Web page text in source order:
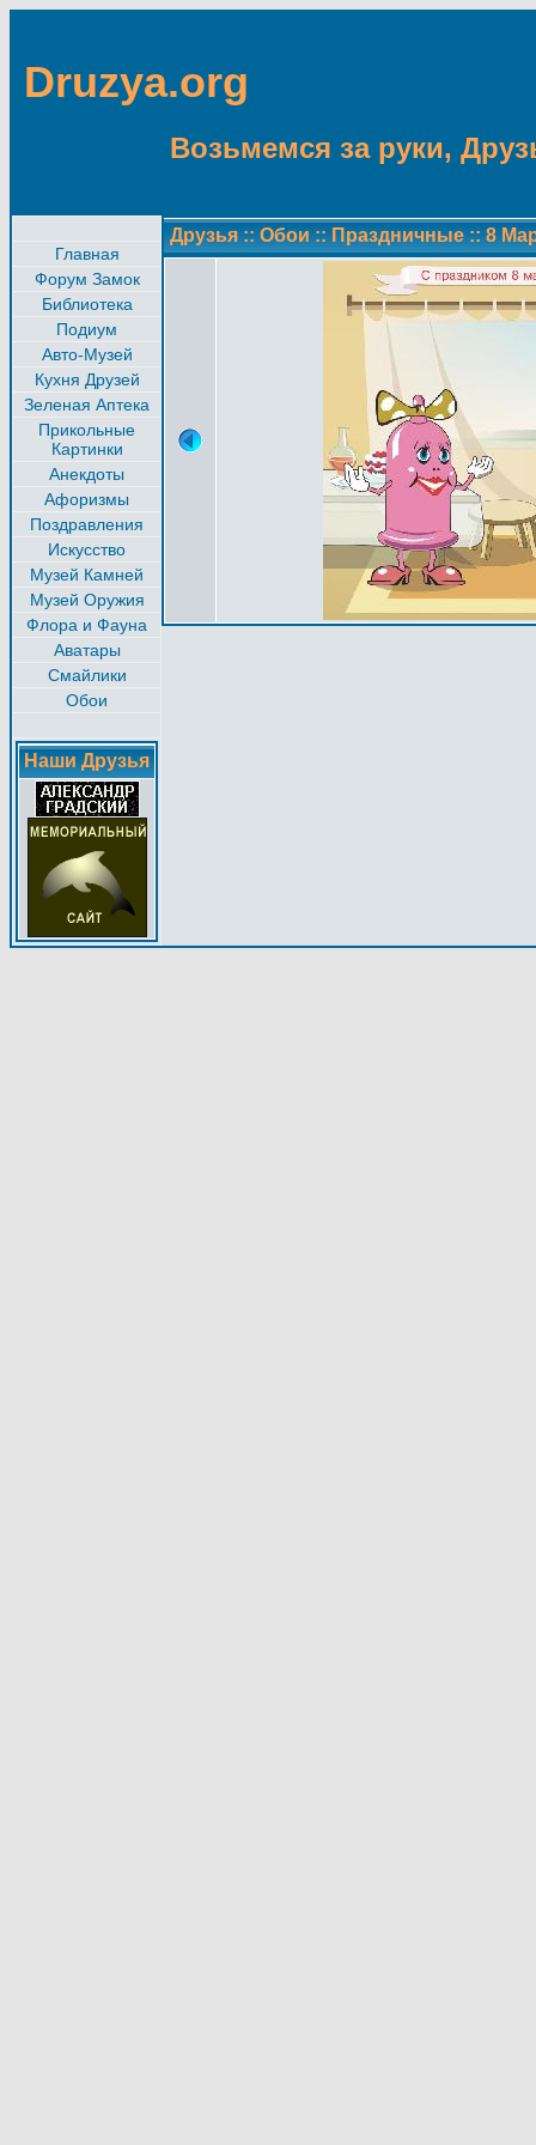
Druzya.org
Возьмемся за руки,
Главная
Форум Замок
Библиотека
Подиум
Авто-Музей
Кухня Друзей
Зеленая Аптека
Прикольные
Картинки
Анекдоты
Афоризмы
Поздравления
Искусство
Музей Камней
Музей Оружия
Флора и Фауна
Аватары
Смайлики
Обои
Наши Друзья
Друзья :: Обои :: Праздничные :: 8